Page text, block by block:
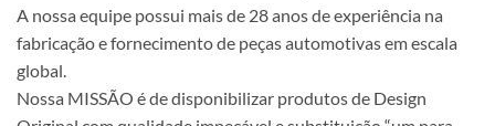
A nossa equipe possui mais de 28 anos de experiência na
fabricação e fornecimento de peças automotivas em escala
global.
Nossa MISSÃO é de disponibilizar produtos de Design